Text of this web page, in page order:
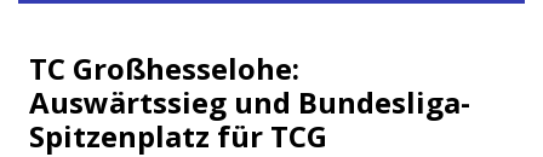
TC Großhesselohe:
Auswärtssieg und Bundesliga-
Spitzenplatz für TCG